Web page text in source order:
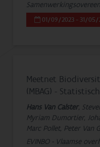
01/09/2023 - 31/05/
Meetnet
(MBAG) -
Hans Van Calster,
Myriam Dumortier,
Marc Pollet, Peter Van
EVINBO - Vlaamse